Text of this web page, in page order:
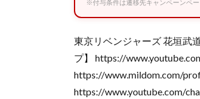
※付与条件は遷移先キャンペーンペ
東京リベンジャーズ 花垣武
プ】 https://
https://www.mildom.com/
https://www.youtube.com/